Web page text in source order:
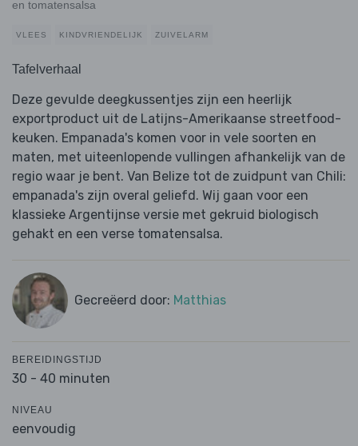
en tomatensalsa
VLEES KINDVRIENDELIJK ZUIVELARM
Tafelverhaal
Deze gevulde deegkussentjes zijn een heerlijk
exportproduct uit de Latijns-Amerikaanse streetfood-
keuken. Empanada's komen voor in vele soorten en
maten, met uiteenlopende vullingen afhankelijk van de
regio waar je bent. Van Belize tot de zuidpunt van Chili:
empanada's zijn overal geliefd. Wij gaan voor een
klassieke Argentijnse versie met gekruid biologisch
gehakt en een verse tomatensalsa.
Gecreëerd door: Matthias
BEREIDINGSTIJD
30 - 40 minuten
NIVEAU
eenvoudig